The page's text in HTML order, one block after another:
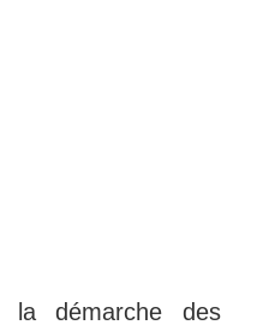
démarche des